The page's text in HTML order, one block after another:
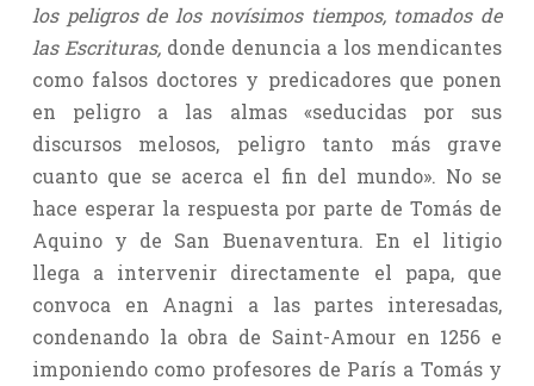
los peligros de los novísimos tiempos, tomados de
las Escrituras, donde denuncia a los mendicantes
como falsos doctores y predicadores que ponen
en peligro a las almas «seducidas por sus
discursos melosos, peligro tanto más grave
cuanto que se acerca el fin del mundo». No se
hace esperar la respuesta por parte de Tomás de
Aquino y de San Buenaventura. En el litigio
llega a intervenir directamente el papa, que
convoca en Anagni a las partes interesadas,
condenando la obra de Saint-Amour en 1256 e
imponiendo como profesores de París a Tomás y